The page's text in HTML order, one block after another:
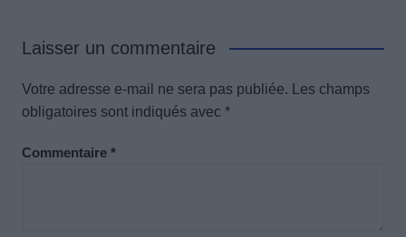
Laisser un commentaire
Votre adresse e-mail ne sera pas publiée.
Les champs
obligatoires sont indiqués avec *
Commentaire *